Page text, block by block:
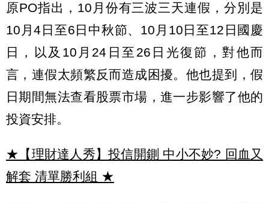
原PO指出，10月份有三波三天連假，分別是
10月4日至6日中秋節、10月10日至12日國慶
日，以及10月24日至26日光復節，對他而
言，連假太頻繁反而造成困擾。他也提到，假
日期間無法查看股票市場，進一步影響了他的
投資安排。
★【理財達人秀】投信開鍘 中小不妙? 回血又
解套 清單勝利組 ★